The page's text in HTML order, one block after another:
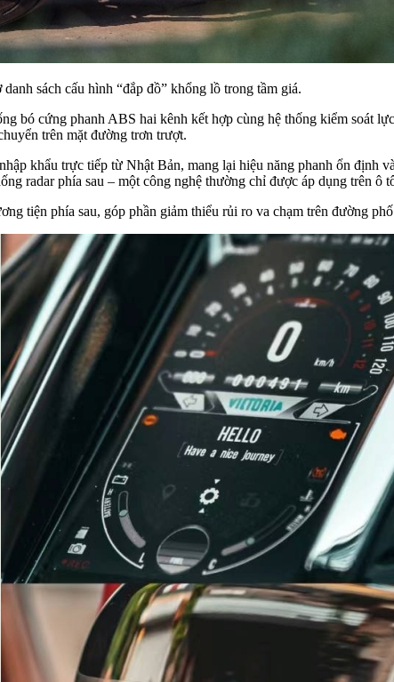
sách cấu hình “đắp đồ” khổng lồ trong tầm giá.
bó cứng phanh ABS hai kênh kết hợp cùng hệ thống kiểm soát
trên mặt đường trơn trượt.
khẩu trực tiếp từ Nhật Bản, mang lại hiệu năng phanh ổn định
radar phía sau – một công nghệ thường chỉ được áp dụng trên ô
tiện phía sau, góp phần giảm thiểu rủi ro va chạm trên đường